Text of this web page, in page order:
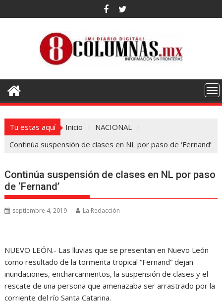
al
Tu estas aquí Inicio
NACIONAL
Continúa suspensión de clases en NL por paso de ‘Fernand’
Continúa suspensión de clases en NL por paso
de ‘Fernand’
septiembre 4, 2019 La Redacción
NUEVO LEÓN.- Las lluvias que se presentan en Nuevo León
como resultado de la tormenta tropical “Fernand” dejan
inundaciones, encharcamientos, la suspensión de clases y el
rescate de una persona que amenazaba ser arrastrado por la
corriente del río Santa Catarina.